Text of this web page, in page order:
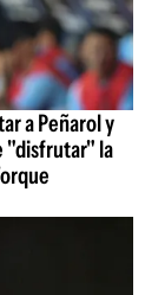
a Peñarol y
"disfrutar" la